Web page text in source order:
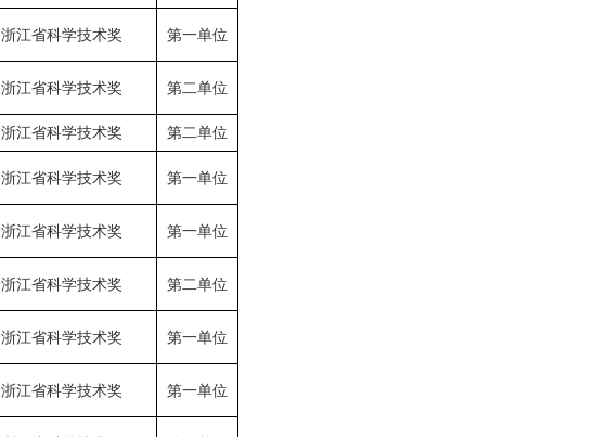
浙江省科学技术奖 第一单位
浙江省科学技术奖 第二单位
浙江省科学技术奖 第二单位
浙江省科学技术奖 第一单位
浙江省科学技术奖 第一单位
浙江省科学技术奖 第二单位
浙江省科学技术奖 第一单位
浙江省科学技术奖 第一单位